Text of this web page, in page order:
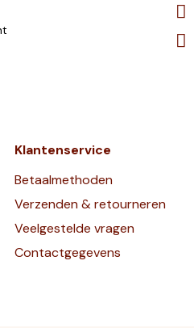
Klantenservice
Betaalmethoden
Verzenden & retourneren
Veelgestelde vragen
Contactgegevens